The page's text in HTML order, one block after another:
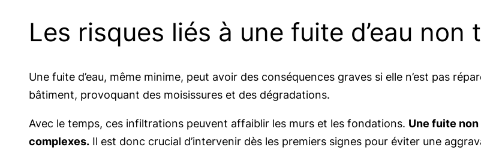
Les risques liés à une fuite d’eau non
Une fuite d’eau, même minime, peut avoir des conséquences graves si elle n’est pas
bâtiment, provoquant des moisissures et des dégradations.
Avec le temps, ces infiltrations peuvent affaiblir les murs et les fondations. Une fuite
complexes. Il est donc crucial d’intervenir dès les premiers signes pour éviter une